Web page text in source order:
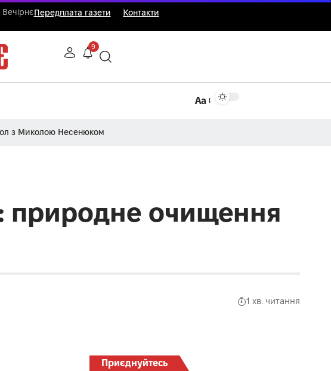
ВечірнєПередплата газети Контакти
9
Аа
з Миколою Несенюком
природне очищення
1 хв. читання
Приєднуйтесь